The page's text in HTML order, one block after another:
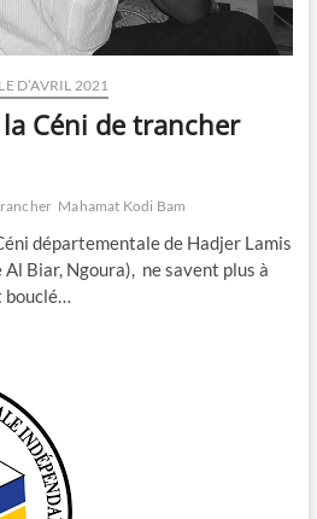
D’AVRIL 2021
Céni de trancher
Mahamat Kodi Bam
départementale de Hadjer Lamis
Al Biar, Ngoura), ne savent plus à
bouclé…